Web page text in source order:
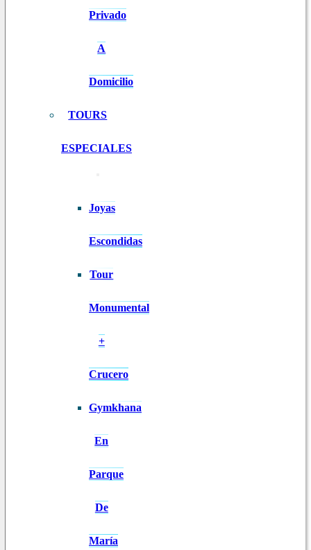
Privado
A
Domicilio
TOURS
ESPECIALES
Joyas
Escondidas
Tour
Monumental
+
Crucero
Gymkhana
En
Parque
De
María